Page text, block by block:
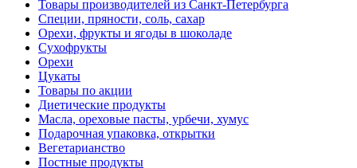
Товары производителей из Санкт-Петербурга
Специи, пряности, соль, сахар
Орехи, фрукты и ягоды в шоколаде
Сухофрукты
Орехи
Цукаты
Товары по акции
Диетические продукты
Масла, ореховые пасты, урбечи, хумус
Подарочная упаковка, открытки
Вегетарианство
Постные продукты